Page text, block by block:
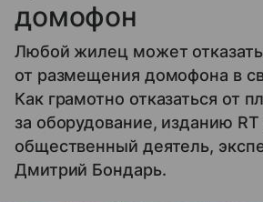
домофон
Любой жилец может
от размещения домофона в
Как грамотно отказаться от
за оборудование, изданию
общественный деятель,
Дмитрий Бондарь.